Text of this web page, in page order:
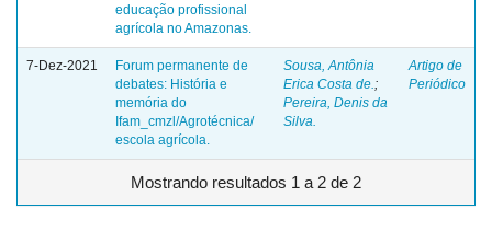
educação profissional
agrícola no Amazonas.
7-Dez-2021
Forum permanente de
debates: História e
memória do
Ifam_cmzl/Agrotécnica/
escola agrícola.
Sousa, Antônia
Erica Costa de. ;
Pereira, Denis da
Silva.
Artigo de
Periódico
Mostrando resultados 1 a 2 de 2